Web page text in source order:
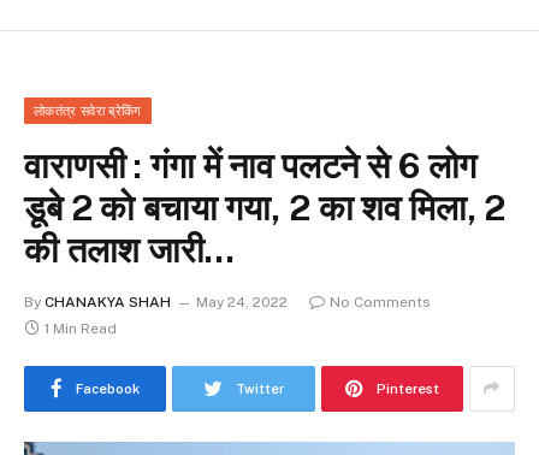
लोकतंत्र सवेरा ब्रेकिंग
वाराणसी : गंगा में नाव पलटने से 6 लोग
डूबे 2 को बचाया गया, 2 का शव मिला, 2
की तलाश जारी…
By CHANAKYA SHAH May 24, 2022
No Comments
1 Min Read
Facebook Twitter Pinterest